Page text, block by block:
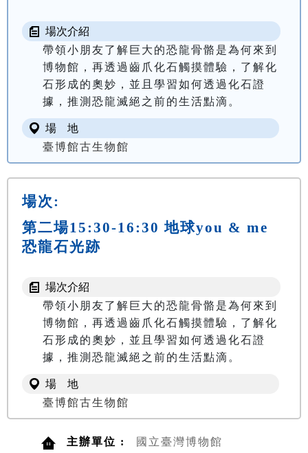
場次介紹
帶領小朋友了解巨大的恐龍骨骼是為何來到
博物館，再透過齒爪化石觸摸體驗，了解化
石形成的奧妙，並且學習如何透過化石證
據，推測恐龍滅絕之前的生活點滴。
場 地
臺博館古生物館
場次:
第二場15:30-16:30 地球you & me
恐龍石光跡
場次介紹
帶領小朋友了解巨大的恐龍骨骼是為何來到
博物館，再透過齒爪化石觸摸體驗，了解化
石形成的奧妙，並且學習如何透過化石證
據，推測恐龍滅絕之前的生活點滴。
場 地
臺博館古生物館
主辦單位 : 國立臺灣博物館